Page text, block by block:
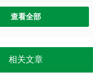
查看全部
相关文章